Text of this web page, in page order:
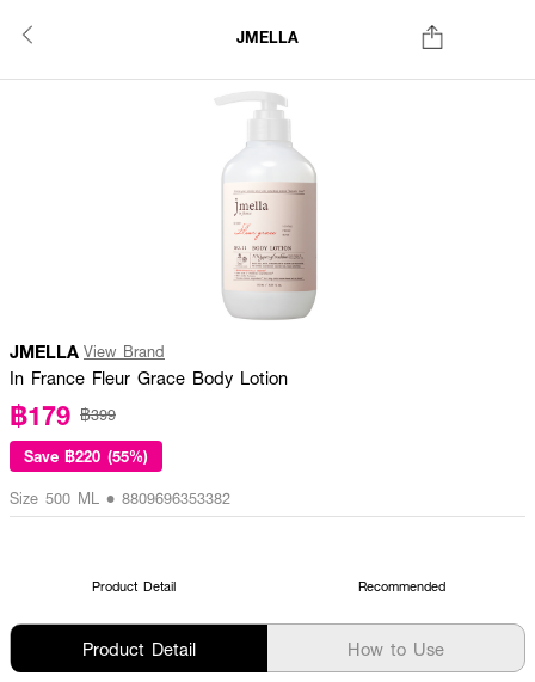
JMELLA
JMELLA View Brand
In France Fleur Grace Body Lotion
฿179 ฿399
Save ฿220 (55%)
Size 500 ML • 8809696353382
Product Detail Recommended
Product Detail How to Use